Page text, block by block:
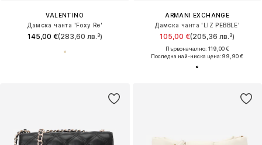
VALENTINO
Дамска чанта 'Foxy Re'
145,00 €(283,60 лв.³)
ARMANI EXCHANGE
Дамска чанта 'LIZ PEBBLE'
105,00 €(205,36 лв.³)
Първоначално: 119,00 €
Последна най-ниска цена:99,90 €